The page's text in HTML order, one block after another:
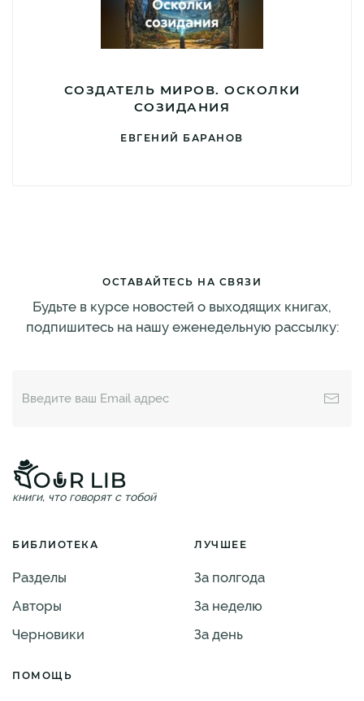
СОЗДАТЕЛЬ МИРОВ. ОСКОЛКИ
СОЗИДАНИЯ
ЕВГЕНИЙ БАРАНОВ
ОСТАВАЙТЕСЬ НА СВЯЗИ
Будьте в курсе новостей о выходящих книгах,
подпишитесь на нашу еженедельную рассылку:
книги, что говорят с тобой
БИБЛИОТЕКА
Разделы
Авторы
Черновики
ЛУЧШЕЕ
За полгода
За неделю
За день
ПОМОЩЬ